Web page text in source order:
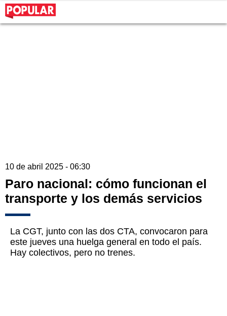
10 de abril 2025 - 06:30
Paro nacional: cómo funcionan el
transporte y los demás servicios
La CGT, junto con las dos CTA, convocaron para
este jueves una huelga general en todo el país.
Hay colectivos, pero no trenes.